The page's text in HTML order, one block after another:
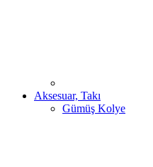
Aksesuar, Takı
Gümüş Kolye